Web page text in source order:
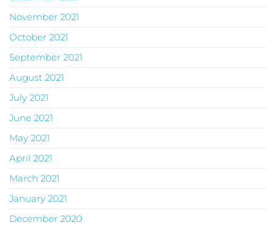
November 2021
October 2021
September 2021
August 2021
July 2021
June 2021
May 2021
April 2021
March 2021
January 2021
December 2020